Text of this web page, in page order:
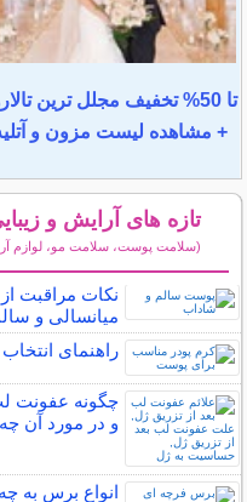
تا 50% تخفیف مجلل ترین
+ مشاهده لیست مزون و
تازه های آرایش و
(سلامت پوست، سلامت مو، لوازم
نکات مراقبت
میانسالی و
راهنمای
چگونه عفونت
و در مورد آن
انواع برس به